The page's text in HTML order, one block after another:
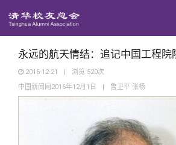
西南联大校友会
义工计划
新媒体平台
青春风采
校友文苑
校友讲坛
永远的航天情结：追记中国工程院
2016-12-21 | 浏览 520次
中国新闻网2016年12月1日
| 鲁卫平 张杨